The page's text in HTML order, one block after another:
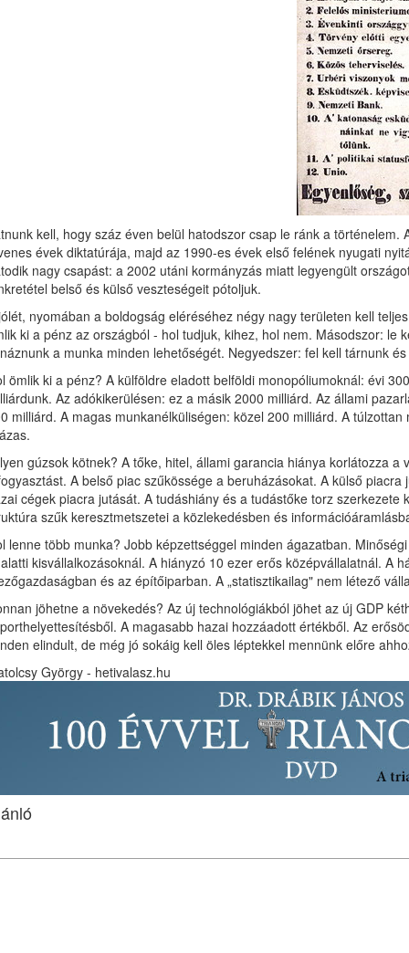
kell, hogy száz éven belül hatod­szor csap le ránk a
évek dik­tatúrája, majd az 1990-es évek első felének nyugati
nagy csapást: a 2002 utá­ni kormányzás miatt legyengült
belső és külső veszteségeit pótoljuk.
nyomában a boldogság eléréséhez négy nagy területen kell
ki a pénz az országból - hol tudjuk, kihez, hol nem. Másodszor:
a munka minden lehetősé­gét. Negyedszer: fel kell tárnunk
ömlik ki a pénz? A külföldre eladott belföldi monopóliumoknál: évi
Az adókikerülésen: ez a másik 2000 milliárd. Az állami
milliárd. A ma­gas munkanélküliségen: közel 200 milliárd. A
gúzsok kötnek? A tőke, hitel, álla­mi garancia hiánya korlátozza
A belső piac szűkössége a beruházáso­kat. A külső
cégek piacra jutását. A tudáshiány és a tudástőke torz
szűk keresztmetszetei a közleke­désben és
lenne több munka? Jobb képzettség­gel minden ágazatban.
kisvállalkozásoknál. A hiányzó 10 ezer erős középvállalatnál. A
és az építőiparban. A „statisztikailag" nem létező
jöhetne a növekedés? Az új tech­nológiákból jöhet az új GDP
A magasabb hazai hozzáadott értékből. Az
elindult, de még jó sokáig kell öles léptekkel mennünk előre
György - hetivalasz.hu